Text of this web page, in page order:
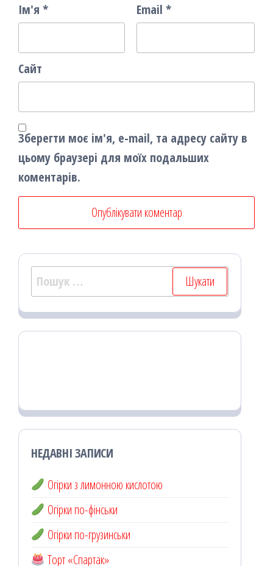
Ім'я * Email *
Сайт
Зберегти моє ім'я, e-mail, та адресу сайту в
цьому браузері для моїх подальших
коментарів.
Пошук:
НЕДАВНІ ЗАПИСИ
Огірки з лимонною кислотою
Огірки по-фінськи
Огірки по-грузинськи
Торт «Спартак»